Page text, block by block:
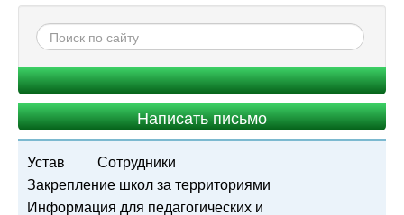
Написать письмо
Устав
Сотрудники
Закрепление школ за территориями
Информация для педагогических и